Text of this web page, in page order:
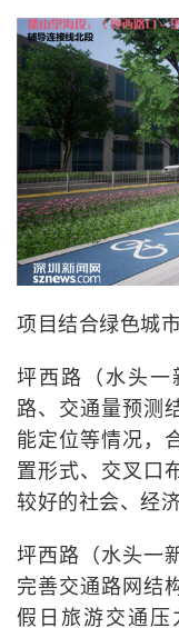
项目结合绿色城
坪西路（水头
路、交通量预测
能定位等情况，
置形式、交叉口
较好的社会、经
坪西路（水头一
完善交通路网结
假日旅游交通